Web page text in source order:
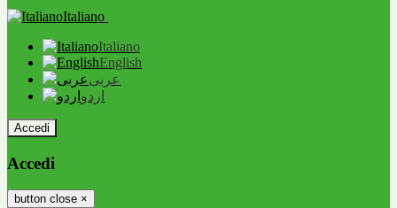
Italiano
Italiano
English
عربى
اردو
Accedi
Accedi
button close ×